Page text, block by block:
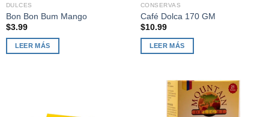
DULCES
Bon Bon Bum Mango
$3.99
LEER MÁS
CONSERVAS
Café Dolca 170 GM
$10.99
LEER MÁS